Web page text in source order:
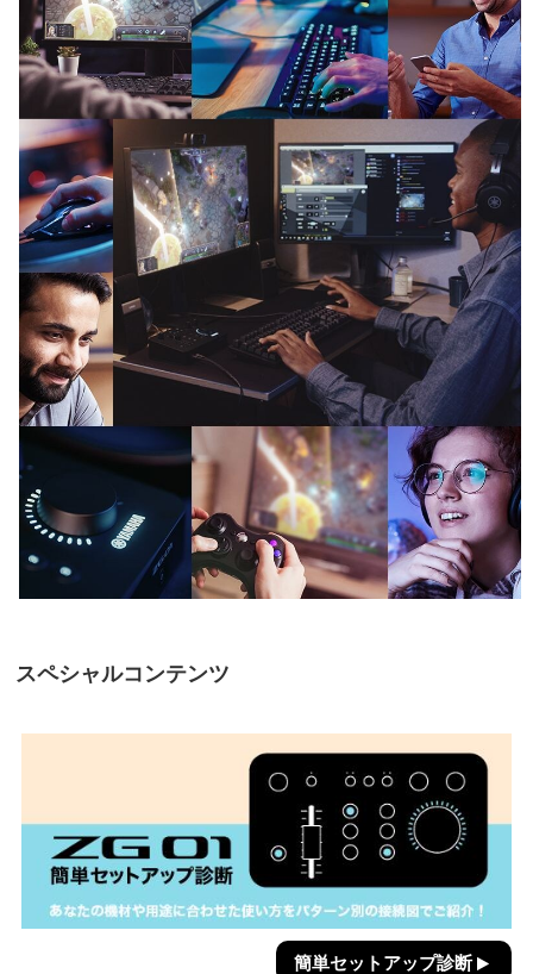
スペシャルコンテンツ
簡単セットアップ診断